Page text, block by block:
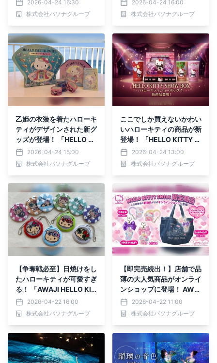
ays Dinner Live』5月2日
より開催
2026-04-24 16:30
株式会社パソナグループ
4月25日より発売！
2026-04-24 16:00
株式会社パソナグループ
乙姫の衣装を着たハローキ
ティがデザインされた新グ
ッズが登場！ 「HELLO KI
TTY SMILE」限定 新作グ
ッズ4月25日より発売！
2026-04-24 15:00
株式会社パソナグループ
ここでしか買えないかわい
いハローキティの商品が新
登場！ 「HELLO KITTY S
HOW BOX限定 新作商
品」 4月25日より発売
2026-04-24 13:00
株式会社パソナグループ
【争奪戦必至】日焼けをし
たハローキティが可愛すぎ
る！ 「AWAJI HELLO KIT
TY APPLE LAND限定 缶バ
ッジ＆キーホルダー」 4月
29日より発売開始
2026-04-22 16:00
株式会社パソナグループ
【即完売続出！】店舗で品
薄の大人気商品がオンライ
ンショップに登場！ AWA
JI HELLO KITTY APPLE L
AND 新作グッズ5月11日よ
り販売開始
2026-04-22 11:00
株式会社パソナグループ